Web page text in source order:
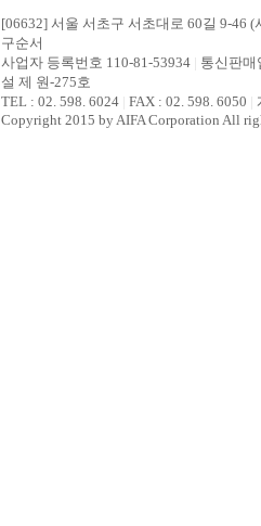
[06632] 서울 서초구 서초대로 60길 9-46
구순서
사업자 등록번호 110-81-53934
통신판
설 제 원-275호
TEL : 02. 598. 6024 FAX : 02. 598. 6050
Copyright 2015 by AIFA Corporation All